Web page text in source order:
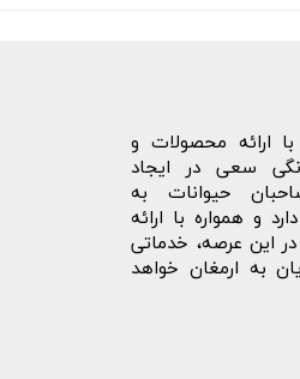
ارائه محصولات و
سعی در ایجاد
حیوانات به
و همواره با ارائه
این عرصه، خدماتی
به ارمغان خواهد